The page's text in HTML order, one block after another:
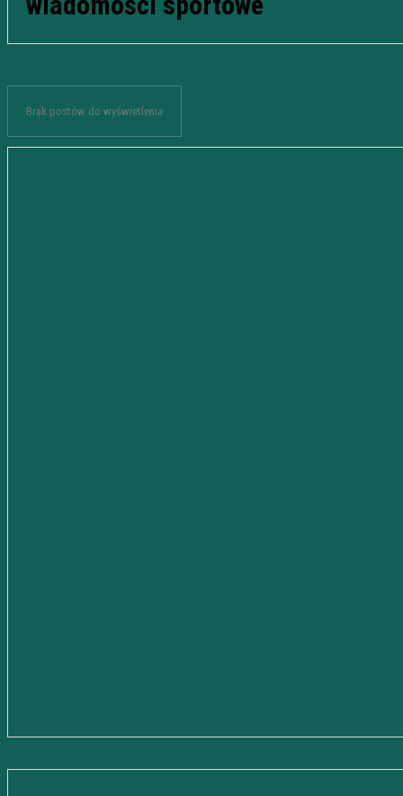
Brak postów do wyświetlenia